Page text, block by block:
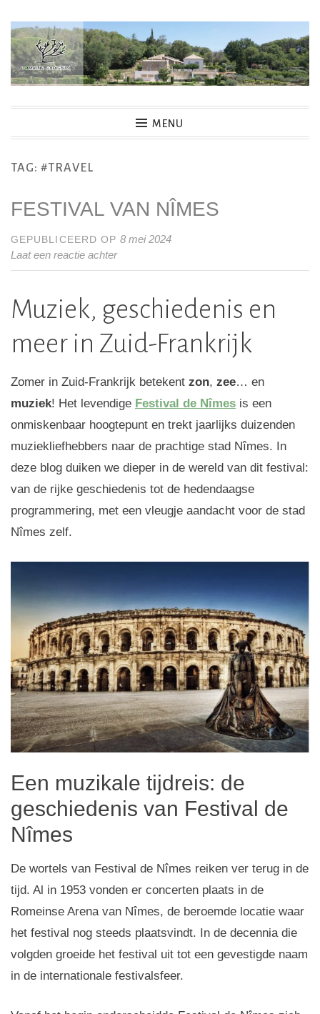
Skip
content
MENU
TAG: #TRAVEL
FESTIVAL VAN NÎMES
GEPUBLICEERD OP8 mei 2024
Laat een reactie achter
Muziek, geschiedenis en
meer in Zuid-Frankrijk
Zomer in Zuid-Frankrijk betekent zon, zee… en
muziek! Het levendige Festival de Nîmes is een
onmiskenbaar hoogtepunt en trekt jaarlijks duizenden
muziekliefhebbers naar de prachtige stad Nîmes. In
deze blog duiken we dieper in de wereld van dit festival:
van de rijke geschiedenis tot de hedendaagse
programmering, met een vleugje aandacht voor de stad
Nîmes zelf.
Een muzikale tijdreis: de
geschiedenis van Festival de
Nîmes
De wortels van Festival de Nîmes reiken ver terug in de
tijd. Al in 1953 vonden er concerten plaats in de
Romeinse Arena van Nîmes, de beroemde locatie waar
het festival nog steeds plaatsvindt. In de decennia die
volgden groeide het festival uit tot een gevestigde naam
in de internationale festivalsfeer.